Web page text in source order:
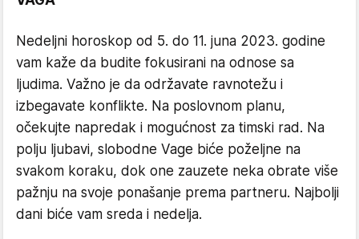
Nedeljni horoskop od 5. do 11. juna 2023. godine
vam kaže da budite fokusirani na odnose sa
ljudima. Važno je da održavate ravnotežu i
izbegavate konflikte. Na poslovnom planu,
očekujte napredak i mogućnost za timski rad. Na
polju ljubavi, slobodne Vage biće poželjne na
svakom koraku, dok one zauzete neka obrate više
pažnju na svoje ponašanje prema partneru. Najbolji
dani biće vam sreda i nedelja.